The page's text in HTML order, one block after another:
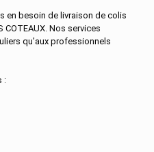
en besoin de livraison de colis
COTEAUX. Nos services
qu’aux professionnels
: